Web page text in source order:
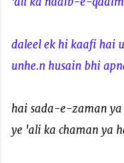
daleel ek hi kaafi hai
unhe.n husain bhi
hai sada-e-zaman ya
ye 'ali ka chaman ya